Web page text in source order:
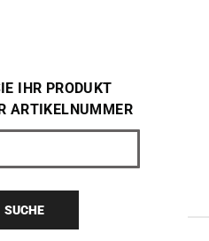
IHR PRODUKT
ARTIKELNUMMER
SUCHE